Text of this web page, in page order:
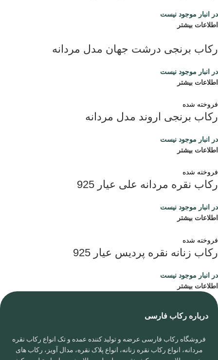
در انبار موجود نیست
اطلاعات بیشتر
رکاب برنجی درشت جهان مدل مردانه
در انبار موجود نیست
اطلاعات بیشتر
فروخته شده
رکاب برنجی اروند مدل مردانه
در انبار موجود نیست
اطلاعات بیشتر
فروخته شده
رکاب نقره مردانه علی عیار 925
در انبار موجود نیست
اطلاعات بیشتر
فروخته شده
رکاب زنانه نقره پردیس عیار 925
در انبار موجود نیست
اطلاعات بیشتر
درباره رکاب فارسی
فروشگاه رکاب فارسی عرضه و تولید کننده عمده و تک انواع رکاب نقره
مردانه، انواع رکاب نقره زنانه، انواع پلاک نقره، مدال آویز، رکاب های